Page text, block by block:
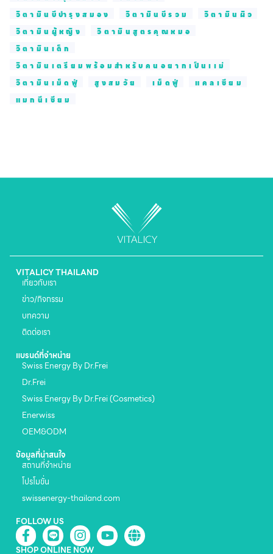
วิตามินบีบำรุงสมอง
วิตามินบีรวม
วิตามินผิว
วิตามินผู้หญิง
วิตามินสูตรคุณหมอ
วิตามินเด็ก
วิตามินเตรียมพร้อมสำหรับคนอยากเป็นเเม่
วิตามินเม็ดฟู่
สูงสมวัย เม็ดฟู่
แคลเซียม
แมกนีเซียม
VITALICY THAILAND
เกี่ยวกับเรา
ข่าว/กิจกรรม
บทความ
ติดต่อเรา
แบรนด์ที่จำหน่าย
Swiss Energy By Dr.Frei
Dr.Frei
Swiss Energy By Dr.Frei (Cosmetics)
Enerwiss
OEM&ODM
ข้อมูลที่น่าสนใจ
สถานที่จำหน่าย
โปรโมขั่น
swissenergy-thailand.com
FOLLOW US
SHOP ONLINE NOW